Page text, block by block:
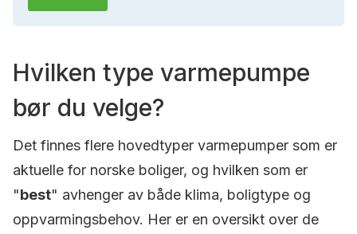
Hvilken type varmepumpe
bør du velge?
Det finnes flere hovedtyper varmepumper som er
aktuelle for norske boliger, og hvilken som er
"best" avhenger av både klima, boligtype og
oppvarmingsbehov. Her er en oversikt over de